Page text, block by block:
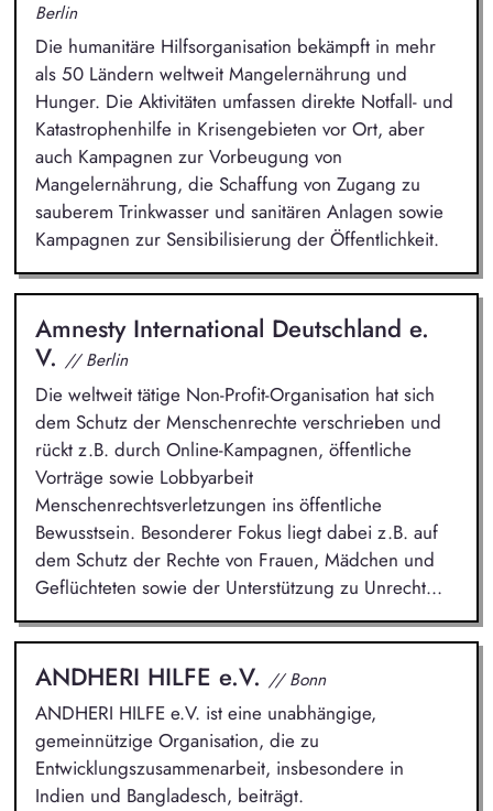
Berlin
Die humanitäre Hilfsorganisation bekämpft in mehr
als 50 Ländern weltweit Mangelernährung und
Hunger. Die Aktivitäten umfassen direkte Notfall- und
Katastrophenhilfe in Krisengebieten vor Ort, aber
auch Kampagnen zur Vorbeugung von
Mangelernährung, die Schaffung von Zugang zu
sauberem Trinkwasser und sanitären Anlagen sowie
Kampagnen zur Sensibilisierung der Öffentlichkeit.
Amnesty International Deutschland e.
V. // Berlin
Die weltweit tätige Non-Profit-Organisation hat sich
dem Schutz der Menschenrechte verschrieben und
rückt z.B. durch Online-Kampagnen, öffentliche
Vorträge sowie Lobbyarbeit
Menschenrechtsverletzungen ins öffentliche
Bewusstsein. Besonderer Fokus liegt dabei z.B. auf
dem Schutz der Rechte von Frauen, Mädchen und
Geflüchteten sowie der Unterstützung zu Unrecht...
ANDHERI HILFE e.V. // Bonn
ANDHERI HILFE e.V. ist eine unabhängige,
gemeinnützige Organisation, die zu
Entwicklungszusammenarbeit, insbesondere in
Indien und Bangladesch, beiträgt.